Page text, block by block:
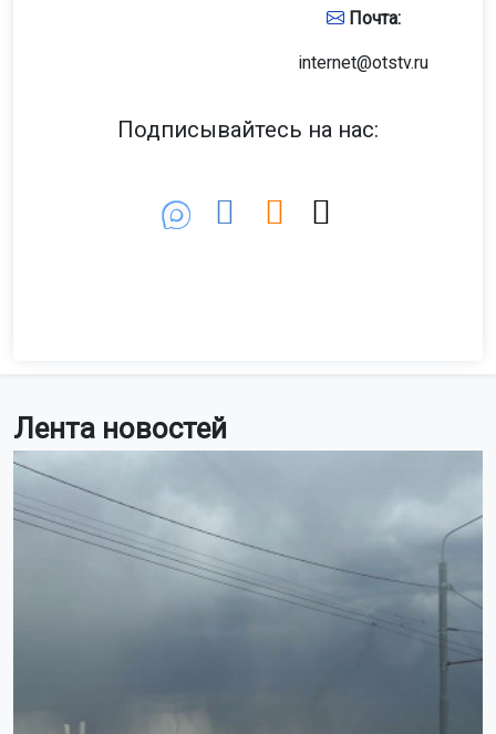
Лента новостей
Почта:
internet@otstv.ru
Подписывайтесь на нас: